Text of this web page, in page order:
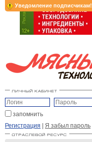
Уведомление подписчикам!
запомнить
Регистрация | Я забыл пароль